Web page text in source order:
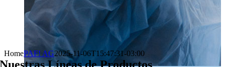
HomePAF! AG2025-11-06T15:47:31-03:00
Nuestras Líneas de Productos